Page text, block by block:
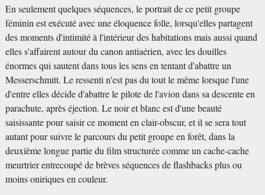
En seulement quelques séquences, le portrait de ce petit groupe
féminin est exécuté avec une éloquence folle, lorsqu'elles partagent
des moments d'intimité à l'intérieur des habitations mais aussi quand
elles s'affairent autour du canon antiaérien, avec les douilles
énormes qui sautent dans tous les sens en tentant d'abattre un
Messerschmitt. Le ressenti n'est pas du tout le même lorsque l'une
d'entre elles décide d'abattre le pilote de l'avion dans sa descente en
parachute, après éjection. Le noir et blanc est d'une beauté
saisissante pour saisir ce moment en clair-obscur, et il se sera tout
autant pour suivre le parcours du petit groupe en forêt, dans la
deuxième longue partie du film structurée comme un cache-cache
meurtrier entrecoupé de brèves séquences de flashbacks plus ou
moins oniriques en couleur.